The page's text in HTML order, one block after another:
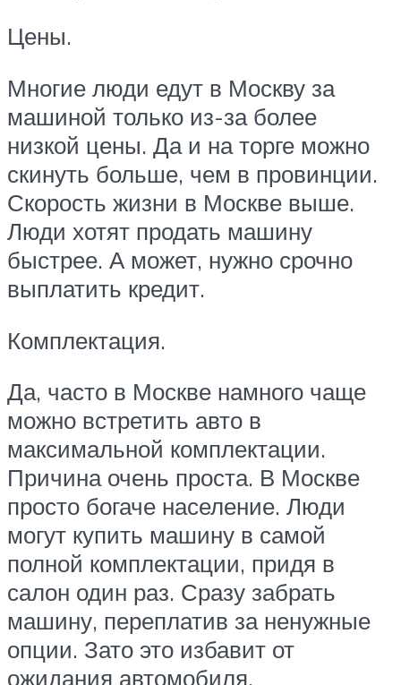
Цены.
Многие люди едут в Москву за
машиной только из-за более
низкой цены. Да и на торге можно
скинуть больше, чем в провинции.
Скорость жизни в Москве выше.
Люди хотят продать машину
быстрее. А может, нужно срочно
выплатить кредит.
Комплектация.
Да, часто в Москве намного чаще
можно встретить авто в
максимальной комплектации.
Причина очень проста. В Москве
просто богаче население. Люди
могут купить машину в самой
полной комплектации, придя в
салон один раз. Сразу забрать
машину, переплатив за ненужные
опции. Зато это избавит от
ожидания автомобиля.